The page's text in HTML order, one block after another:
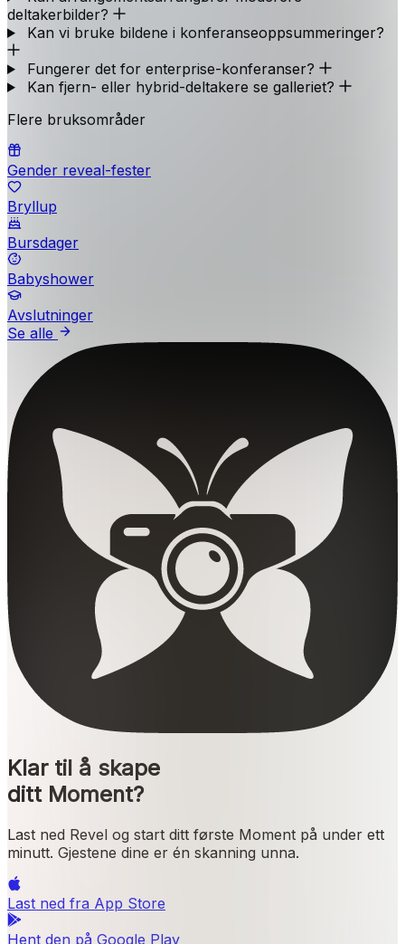
deltakerbilder?
Kan vi bruke bildene i konferanseoppsummeringer?
Fungerer det for enterprise-konferanser?
Kan fjern- eller hybrid-deltakere se galleriet?
Flere bruksområder
Gender reveal-fester
Bryllup
Bursdager
Babyshower
Avslutninger
Se alle
Klar til å skape
ditt Moment?
Last ned Revel og start ditt første Moment på under ett
minutt. Gjestene dine er én skanning unna.
Last ned fra App Store
Hent den på Google Play